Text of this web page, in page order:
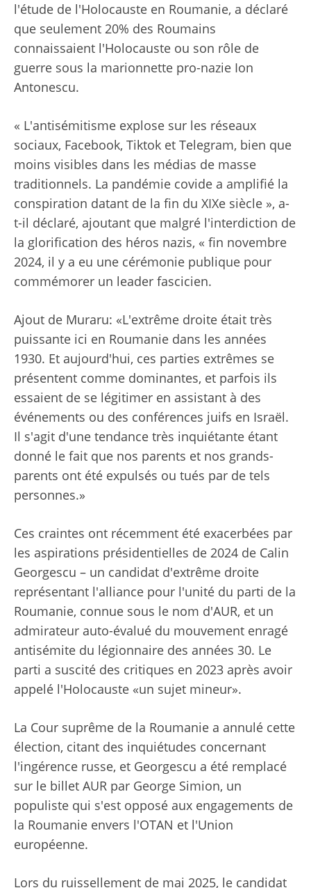
l'étude de l'Holocauste en Roumanie, a déclaré
que seulement 20% des Roumains
connaissaient l'Holocauste ou son rôle de
guerre sous la marionnette pro-nazie Ion
Antonescu.
« L'antisémitisme explose sur les réseaux
sociaux, Facebook, Tiktok et Telegram, bien que
moins visibles dans les médias de masse
traditionnels. La pandémie covide a amplifié la
conspiration datant de la fin du XIXe siècle », a-
t-il déclaré, ajoutant que malgré l'interdiction de
la glorification des héros nazis, « fin novembre
2024, il y a eu une cérémonie publique pour
commémorer un leader fascicien.
Ajout de Muraru: «L'extrême droite était très
puissante ici en Roumanie dans les années
1930. Et aujourd'hui, ces parties extrêmes se
présentent comme dominantes, et parfois ils
essaient de se légitimer en assistant à des
événements ou des conférences juifs en Israël.
Il s'agit d'une tendance très inquiétante étant
donné le fait que nos parents et nos grands-
parents ont été expulsés ou tués par de tels
personnes.»
Ces craintes ont récemment été exacerbées par
les aspirations présidentielles de 2024 de Calin
Georgescu – un candidat d'extrême droite
représentant l'alliance pour l'unité du parti de la
Roumanie, connue sous le nom d'AUR, et un
admirateur auto-évalué du mouvement enragé
antisémite du légionnaire des années 30. Le
parti a suscité des critiques en 2023 après avoir
appelé l'Holocauste «un sujet mineur».
La Cour suprême de la Roumanie a annulé cette
élection, citant des inquiétudes concernant
l'ingérence russe, et Georgescu a été remplacé
sur le billet AUR par George Simion, un
populiste qui s'est opposé aux engagements de
la Roumanie envers l'OTAN et l'Union
européenne.
Lors du ruissellement de mai 2025, le candidat